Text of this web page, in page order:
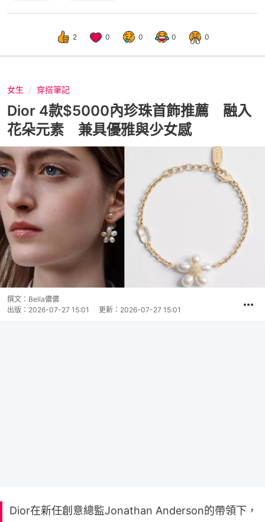
2 0 0 0 0
女生 穿搭筆記
Dior 4款$5000內珍珠首飾推薦 融入
花朵元素 兼具優雅與少女感
撰文： Bella儂儂
出版： 2026-07-27 15:01 更新： 2026-07-27 15:01
Dior在新任創意總監Jonathan Anderson的帶領下，